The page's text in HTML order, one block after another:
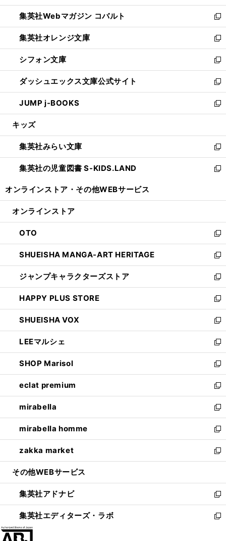
開
く
ウ
で
開
く
ン
ド
ウ
で
開
く
ウ
ィ
ン
ド
ウ
で
開
く
集英社Webマガジン コバルト
新
し
い
ウ
ィ
ン
ド
ウ
で
開
集英社オレンジ文庫
新
し
い
ウ
ィ
ン
ド
ウ
開
く
シフォン文庫
新
し
い
ウ
ィ
ン
ウ
で
開
く
ダッシュエックス文庫公式サイト
新
し
い
ウ
ン
ド
ウ
で
JUMP j-BOOKS
新
し
ウ
ィ
ン
ド
開
キッズ
集英社みらい文庫
新
し
い
ン
ウ
で
開
く
集英社の児童図書 S-KIDS.LAND
新
ウ
ン
ド
ウ
で
開
く
オンラインストア・ その他WEBサービス
オンラインストア
OTO
新
し
い
ウ
ィ
ン
ド
ウ
で
開
く
SHUEISHA MANGA-ART HERITAGE
新
し
い
ウ
ィ
ン
ド
ウ
で
開
く
ジャンプキャラクターズストア
新
し
い
ウ
ィ
ン
ド
ウ
で
開
く
HAPPY PLUS STORE
新
し
い
ウ
ィ
ン
ド
ウ
で
開
く
SHUEISHA VOX
新
し
い
ウ
ィ
ン
ド
ウ
で
開
く
LEEマルシェ
新
し
い
ウ
ィ
ン
ド
ウ
で
開
く
SHOP Marisol
新
し
い
ウ
ィ
ン
ド
ウ
で
開
eclat premium
新
し
い
ウ
ィ
ン
ド
ウ
開
く
mirabella
新
し
い
ウ
ィ
ン
ウ
で
開
く
mirabella homme
新
し
い
ウ
ン
ド
ウ
で
zakka market
新
し
ウ
ィ
ン
ド
その他WEBサービス
集英社アドナビ
新
し
い
集英社エディターズ・ラボ
新